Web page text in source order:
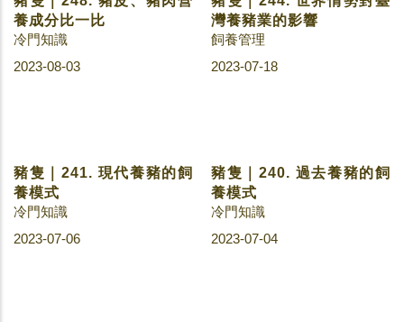
養成分比一比
冷門知識
2023-08-03
灣養豬業的影響
飼養管理
2023-07-18